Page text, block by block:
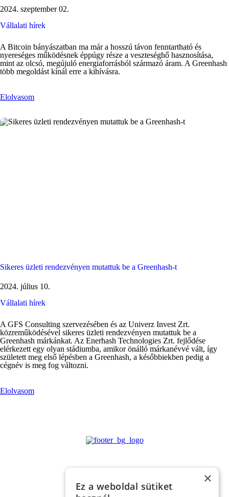
2024. szeptember 02.
Vállalati hírek
A Bitcoin bányászatban ma már a hosszú távon fenntartható és
nyereséges működésnek éppúgy része a veszteséghő hasznosítása,
mint az olcsó, megújuló energiaforrásból származó áram. A Greenhash
több megoldást kínál erre a kihívásra.
Elolvasom
Sikeres üzleti rendezvényen mutattuk be a Greenhash-t
2024. július 10.
Vállalati hírek
A GFS Consulting szervezésében és az Univerz Invest Zrt.
közreműködésével sikeres üzleti rendezvényen mutattuk be a
Greenhash márkánkat. Az Enerhash Technologies Zrt. fejlődése
elérkezett egy olyan stádiumba, amikor önálló márkanévvé vált, így
született meg első lépésben a Greenhash, a későbbiekben pedig a
cégnév is meg fog változni.
Elolvasom
©2026, GREENHASH
×
Ez a weboldal sütiket